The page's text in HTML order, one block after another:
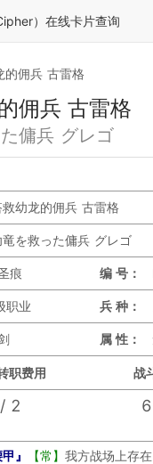
）在线卡片查询
的佣兵 古雷格
佣兵 古雷格
傭兵 グレゴ
救幼龙的佣兵 古雷格
竜を救った傭兵 グレゴ
编 号：
痕
职业 兵 种：
属 性：
职费用 战
2
』
【常】 我方战场上存在